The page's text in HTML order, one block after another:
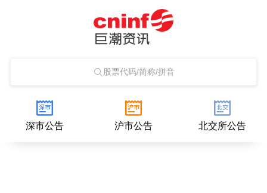
股票代码/简称/拼音
深市公告 沪市公告 北交所公告